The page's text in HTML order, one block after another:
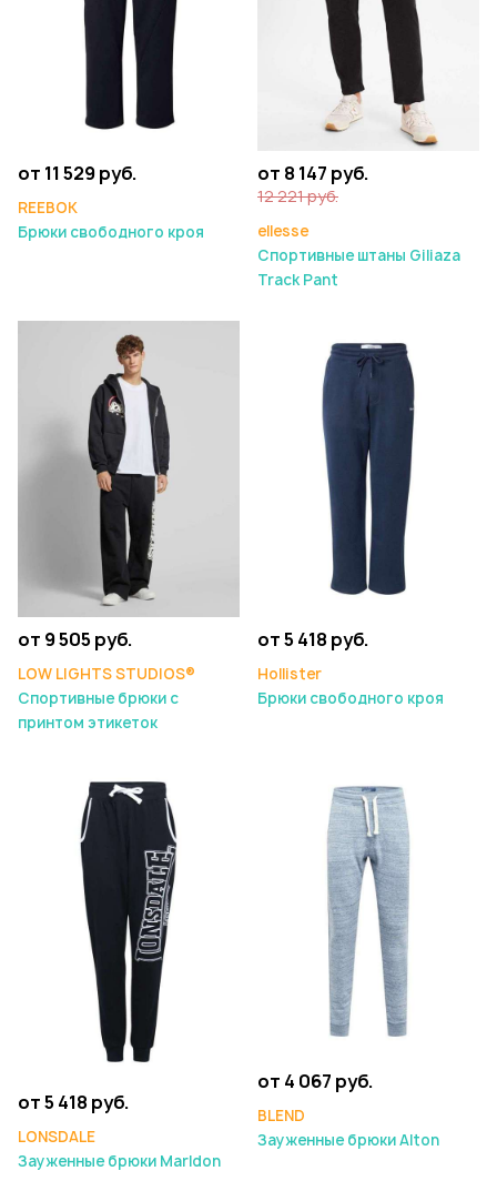
от 11 529 руб.
REEBOK
Брюки свободного кроя
от 8 147 руб.
12 221 руб.
ellesse
Спортивные штаны Giliaza
Track Pant
от 9 505 руб.
LOW LIGHTS STUDIOS®
Спортивные брюки с
принтом этикеток
от 5 418 руб.
Hollister
Брюки свободного кроя
от 5 418 руб.
LONSDALE
Зауженные брюки Marldon
от 4 067 руб.
BLEND
Зауженные брюки Alton